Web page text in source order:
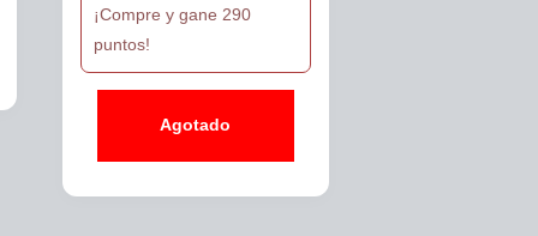
price
was:
$399,990.
price
is:
$290,000.
¡Compre y gane 290
puntos!
Agotado